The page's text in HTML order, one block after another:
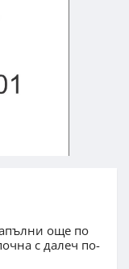
още по
с далеч по-